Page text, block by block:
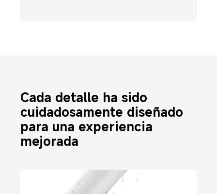
Cada detalle ha sido
cuidadosamente diseñado
para una experiencia
mejorada